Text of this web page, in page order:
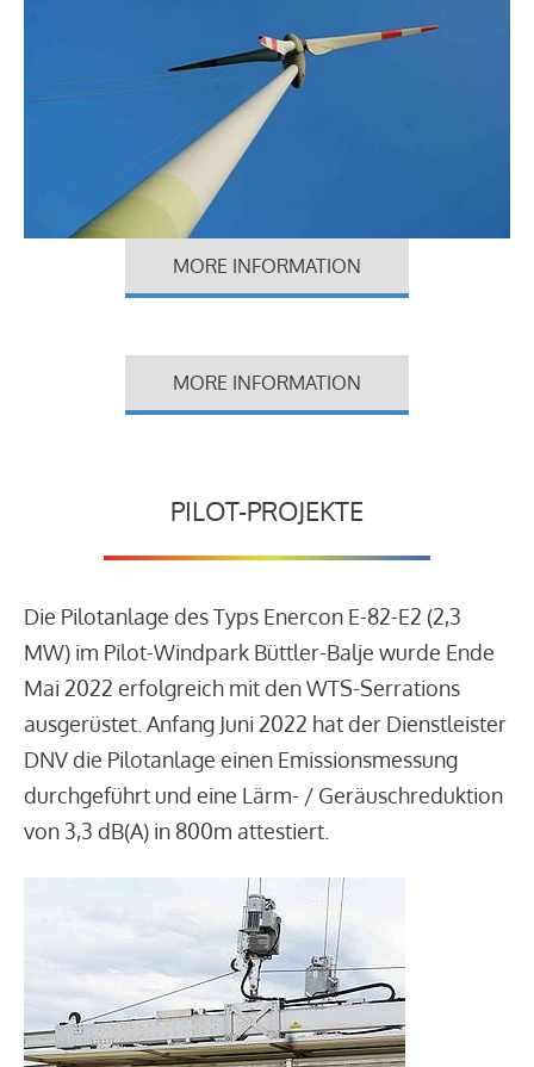
MORE INFORMATION
MORE INFORMATION
PILOT-PROJEKTE
Die Pilotanlage des Typs Enercon E-82-E2 (2,3
MW) im Pilot-Windpark Büttler-Balje wurde Ende
Mai 2022 erfolgreich mit den WTS-Serrations
ausgerüstet. Anfang Juni 2022 hat der Dienstleister
DNV die Pilotanlage einen Emissionsmessung
durchgeführt und eine Lärm- / Geräuschreduktion
von 3,3 dB(A) in 800m attestiert.